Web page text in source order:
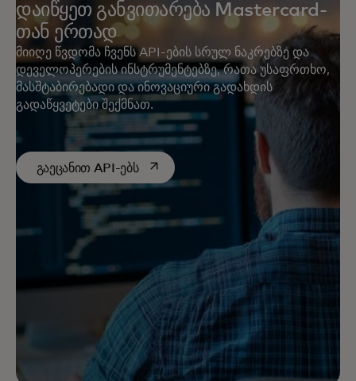
დაიწყეთ განვითარება Mastercard-
თან ერთად
მიიღე წვდომა ჩვენს API-ების სრულ ნაკრებზე და
დეველოპერების ინსტრუმენტებზე, რათა უსაფრთხო,
მასშტაბირებადი და ინოვაციური გადახდის
გადაწყვეტები შექმნათ.
გაეცანით API-ებსopens in a new tab